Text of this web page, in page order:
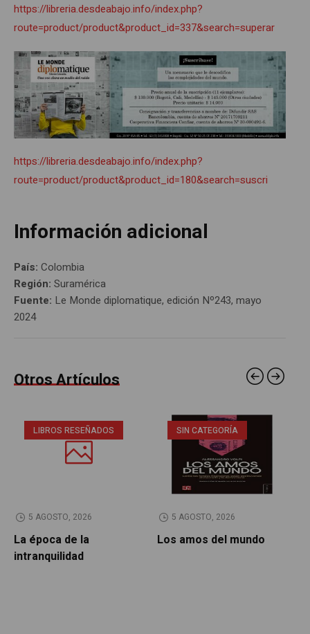
https://libreria.desdeabajo.info/index.php?
route=product/product&product_id=337&search=superar
https://libreria.desdeabajo.info/index.php?
route=product/product&product_id=180&search=suscri
Información adicional
País: Colombia
Región: Suramérica
Fuente: Le Monde diplomatique, edición Nº243, mayo
2024
Otros Artículos
LIBROS RESEÑADOS
5 AGOSTO, 2026
La época de la
intranquilidad
SIN CATEGORÍA
5 AGOSTO, 2026
Los amos del mundo